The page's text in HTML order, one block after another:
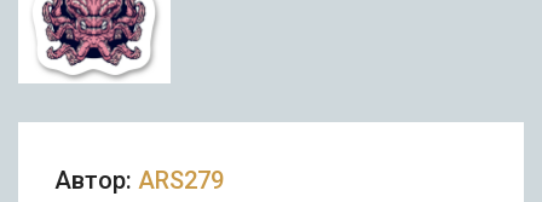
Автор: ARS279